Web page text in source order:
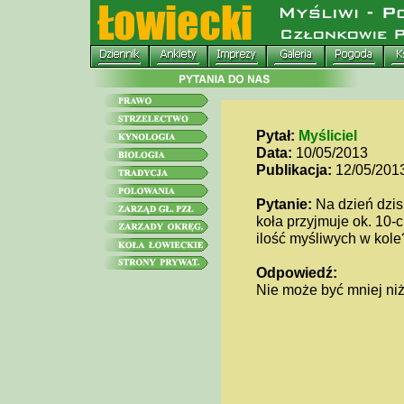
Pytał: Myśliciel
Data: 10/05/2013
Publikacja: 12/05/
Pytanie: Na dzień
koła przyjmuje ok.
ilość myśliwych w
Odpowiedź:
Nie może być mniej